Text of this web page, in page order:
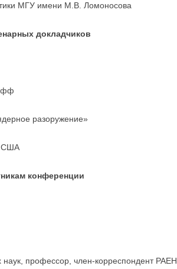
МГУ имени М.В. Ломоносова
докладчиков
разоружение»
США
конференции
наук, профессор, член-корреспондент РАЕН